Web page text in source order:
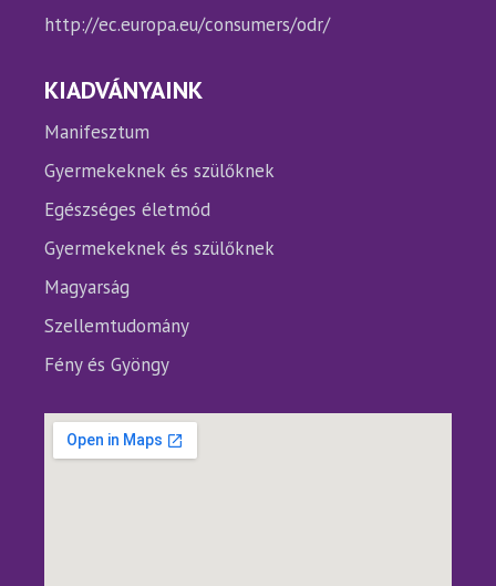
http://ec.europa.eu/consumers/odr/
KIADVÁNYAINK
Manifesztum
Gyermekeknek és szülőknek
Egészséges életmód
Gyermekeknek és szülőknek
Magyarság
Szellemtudomány
Fény és Gyöngy